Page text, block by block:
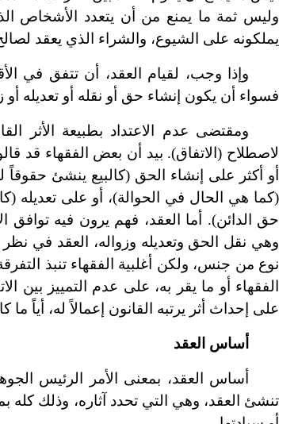
وليس ثمة ما يمنع من أن يتعدد الأشخاص
يملكونه على الشيوع، والشراء الذي يعقد
وإذا وجب، لقيام العقد، أن تتفق في
فسواء أن يكون إنشاء حق أو نقله أو تعديله أو
ومقتضى عدم الاعتداد بطبيعة الأثر
لاصطلاح (الاتفاق). بيد أن بعض الفقهاء قد
أو أكثر على إنشاء الحق (كالبيع ينشئ حقوقاً
(كما هي الحال في الحوالة)، أو على تعديله
حق الدائن). أما العقد، فهم يرون فيه توافق
وهي نقل الحق وتعديله وزواله، العقد في
نوع من جنس، ولكن أغلبية الفقهاء تنبذ
الفقهاء أو ما يقر به، على عدم التمييز بين
على إحداث أثر يرتبه القانون إعمالاً له، أياً
أساس العقد
أساس العقد، بمعنى الأمر الرئيس
تنشئ العقد، وهي التي تحدد آثاره، وذلك كله